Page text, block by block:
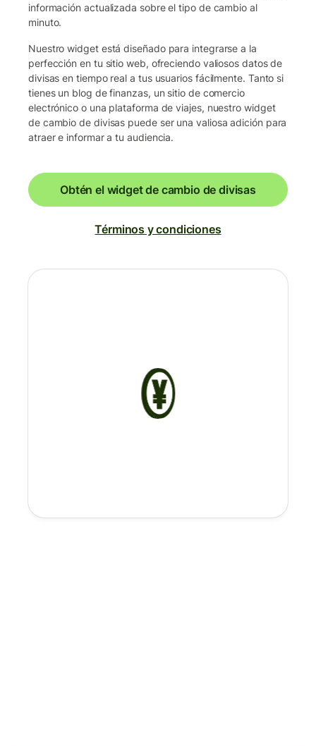
información actualizada sobre el tipo de cambio al
minuto.
Nuestro widget está diseñado para integrarse a la
perfección en tu sitio web, ofreciendo valiosos datos de
divisas en tiempo real a tus usuarios fácilmente. Tanto si
tienes un blog de finanzas, un sitio de comercio
electrónico o una plataforma de viajes, nuestro widget
de cambio de divisas puede ser una valiosa adición para
atraer e informar a tu audiencia.
Obtén el widget de cambio de divisas
Términos y condiciones